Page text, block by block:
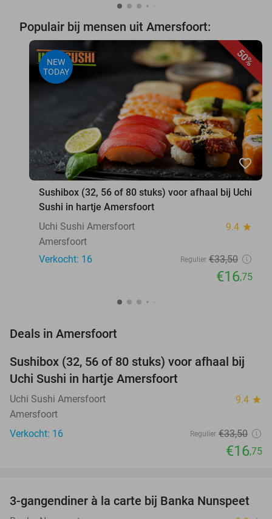
Populair bij mensen uit Amersfoort:
50%
NEW
TODAY
favorite_border
Sushibox (32, 56 of 80 stuks) voor afhaal bij Uchi
Sushi in hartje Amersfoort
Uchi Sushi Amersfoort
9.4 star
Amersfoort
Verkocht: 16
Regulier €33,50
€16,75
Deals in Amersfoort
50%
TODAY
Sushibox (32, 56 of 80 stuks) voor afhaal bij
Uchi Sushi in hartje Amersfoort
Uchi Sushi Amersfoort 9.4 star
Amersfoort
Verkocht: 16
Regulier €33,50
€16,75
53%
NEW
3-gangendiner à la carte bij Banka Nunspeet